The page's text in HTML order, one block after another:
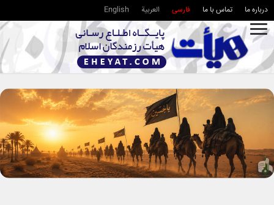
درباره ما تماس با ما فارسی العربية English